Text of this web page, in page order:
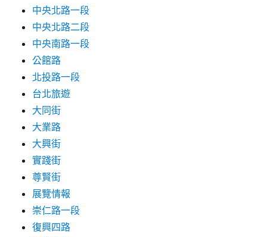
山
早
綻
中央北路一段
中央北路二段
中央南路一段
公館路
北投路一段
台北旅遊
大同街
大業路
大興街
實踐街
尊賢街
展覽情報
崇仁路一段
復興四路